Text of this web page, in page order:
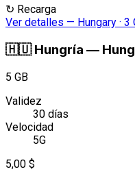
↻ Recarga
Ver detalles — Hungary · 3
🇭🇺 Hungría —
5 GB
Validez
30 días
Velocidad
5G
5,00 $